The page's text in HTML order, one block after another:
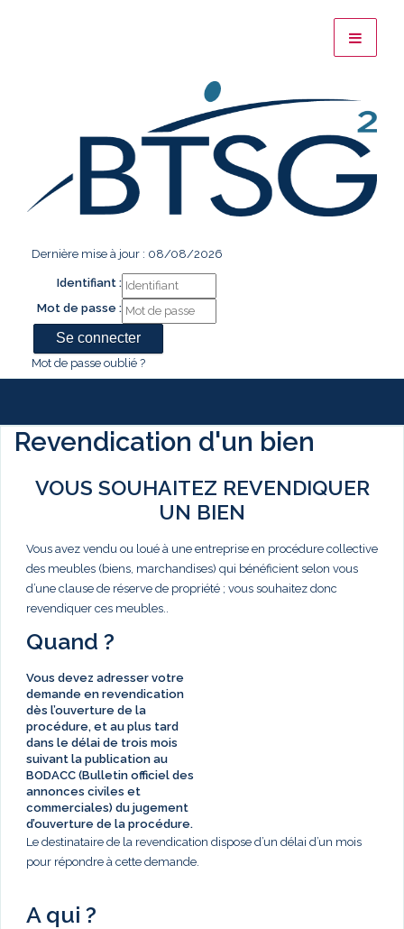
Dernière mise à jour : 08/08/2026
Identifiant :
Mot de passe :
Mot de passe oublié ?
Revendication d'un bien
VOUS SOUHAITEZ REVENDIQUER
UN BIEN
Vous avez vendu ou loué à une entreprise en procédure collective
des meubles (biens, marchandises) qui bénéficient selon vous
d’une clause de réserve de propriété ; vous souhaitez donc
revendiquer ces meubles..
Quand ?
Vous devez adresser votre
demande en revendication
dès l’ouverture de la
procédure, et au plus tard
dans le délai de trois mois
suivant la publication au
BODACC (Bulletin officiel des
annonces civiles et
commerciales) du jugement
d’ouverture de la procédure.
Le destinataire de la revendication dispose d’un délai d’un mois
pour répondre à cette demande.
A qui ?